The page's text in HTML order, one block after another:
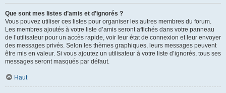
Que sont mes listes d’amis et d’ignorés ?
Vous pouvez utiliser ces listes pour organiser les autres membres du forum.
Les membres ajoutés à votre liste d’amis seront affichés dans votre panneau
de l’utilisateur pour un accès rapide, voir leur état de connexion et leur envoyer
des messages privés. Selon les thèmes graphiques, leurs messages peuvent
être mis en valeur. Si vous ajoutez un utilisateur à votre liste d’ignorés, tous ses
messages seront masqués par défaut.
Haut